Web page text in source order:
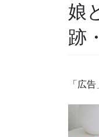
娘
跡
「広告